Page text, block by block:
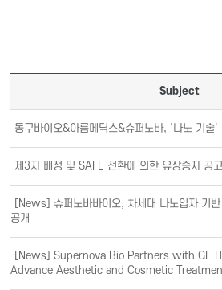
Subject
동구바이오&아름메딕스&슈퍼노바, ‘나노 기술
제3자 배정 및 SAFE 전환에 의한 유상증자 공고
[News] 슈퍼노바바이오, 차세대 나노입자 기
공개
[News] Supernova Bio Partners with GE
Advance Aesthetic and Cosmetic